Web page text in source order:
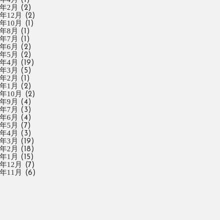
2月 (2)
12月 (2)
10月 (1)
8月 (1)
7月 (1)
6月 (2)
5月 (2)
4月 (19)
3月 (5)
2月 (1)
1月 (2)
10月 (2)
9月 (4)
7月 (3)
6月 (4)
5月 (7)
4月 (3)
3月 (19)
2月 (18)
1月 (15)
12月 (7)
11月 (6)